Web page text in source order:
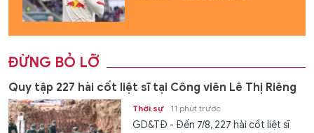
ĐỪNG BỎ LỠ
Quy tập 227 hài cốt liệt sĩ tại Công viên Lê Thị Riêng
Thời sự 11 phút trước
GD&TĐ - Đến 7/8, 227 hài cốt liệt sĩ